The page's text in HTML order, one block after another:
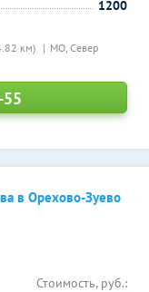
км) МО, Север
1200
в Орехово-Зуево
Стоимость, руб.: